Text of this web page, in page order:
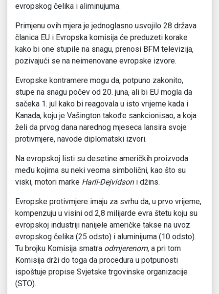
evropskog čelika i aliminujuma.
Primjenu ovih mjera je jednoglasno usvojilo 28 država
članica EU i Evropska komisija će preduzeti korake
kako bi one stupile na snagu, prenosi BFM televizija,
pozivajući se na neimenovane evropske izvore.
Evropske kontramere mogu da, potpuno zakonito,
stupe na snagu počev od 20. juna, ali bi EU mogla da
sačeka 1. jul kako bi reagovala u isto vrijeme kada i
Kanada, koju je Vašington takođe sankcionisao, a koja
želi da prvog dana narednog mjeseca lansira svoje
protivmjere, navode diplomatski izvori.
Na evropskoj listi su desetine američkih proizvoda
među kojima su neki veoma simbolični, kao što su
viski, motori marke Harli-Dejvidsoni džins.
Evropske protivmjere imaju za svrhu da, u prvo vrijeme,
kompenzuju u visini od 2,8 milijarde evra štetu koju su
evropskoj industriji nanijele američke takse na uvoz
evropskog čelika (25 odsto) i aluminijuma (10 odsto).
Tu brojku Komisija smatra odmjerenom, a pri tom
Komisija drži do toga da procedura u potpunosti
ispoštuje propise Svjetske trgovinske organizacije
(STO).